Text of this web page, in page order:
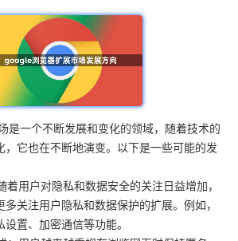
是一个不断发展和变化的领域，随着技术的
，它也在不断地演变。以下是一些可能的发
用户对隐私和数据安全的关注日益增加，
关注用户隐私和数据保护的扩展。例如，
置、加密通信等功能。